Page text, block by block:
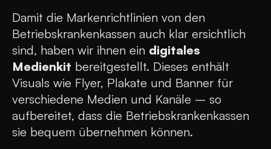
Damit die Markenrichtlinien von den
Betriebskrankenkassen auch klar ersichtlich
sind, haben wir ihnen ein digitales
Medienkit bereitgestellt. Dieses enthält
Visuals wie Flyer, Plakate und Banner für
verschiedene Medien und Kanäle – so
aufbereitet, dass die Betriebskrankenkassen
sie bequem übernehmen können.